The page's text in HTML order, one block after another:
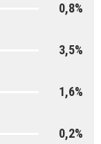
0,8%
3,5%
1,6%
0,2%